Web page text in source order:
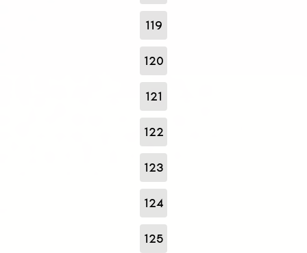
119
120
121
122
123
124
125